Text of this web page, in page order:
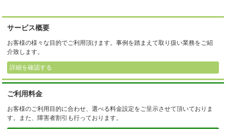
サービス概要
お客様の様々な目的でご利用頂けます。事例を踏まえて取り扱い業務をご紹
介致します。
詳細を確認する
ご利用料金
お客様のご利用目的に合わせ、選べる料金設定をご呈示させて頂いておりま
す。また、障害者割引も行っております。